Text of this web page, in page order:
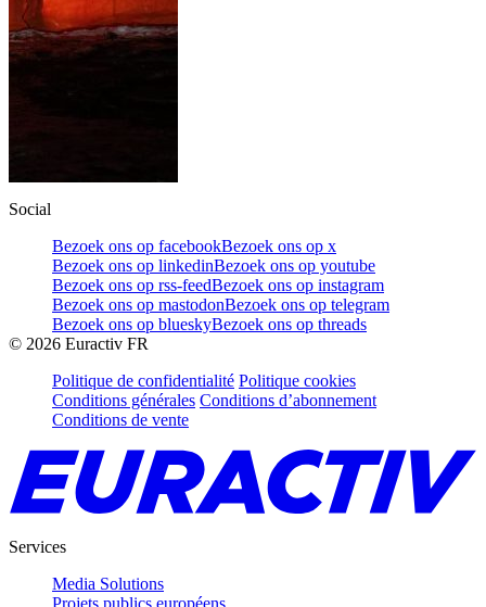
Social
Bezoek ons op facebookBezoek ons op x
Bezoek ons op linkedinBezoek ons op youtube
Bezoek ons op rss-feedBezoek ons op instagram
Bezoek ons op mastodonBezoek ons op telegram
Bezoek ons op blueskyBezoek ons op threads
© 2026 Euractiv FR
Politique de confidentialité Politique cookies
Conditions générales Conditions d’abonnement
Conditions de vente
Services
Media Solutions
Projets publics européens